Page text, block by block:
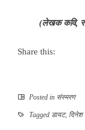
(लेखक कवि,
Share this:
Posted in संस्मरण
Tagged ​डायट, दिनेश